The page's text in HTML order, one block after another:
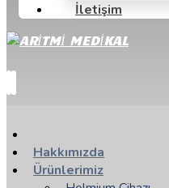
İletişim
Hakkımızda
Ürünlerimiz